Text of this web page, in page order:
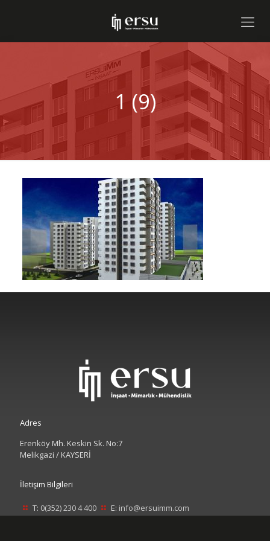
1 (9)
Adres
Erenköy Mh. Keskin Sk. No:7
Melikgazi / KAYSERİ
İletişim Bilgileri
T: 0(352) 230 4 400 E: info@ersuimm.com